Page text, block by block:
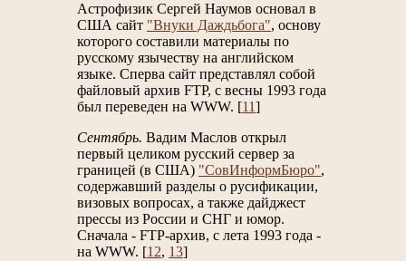
Астрофизик Сергей Наумов основал в
США сайт "Внуки Даждьбога", основу
которого составили материалы по
русскому язычеству на английском
языке. Сперва сайт представлял собой
файловый архив FTP, с весны 1993 года
был переведен на WWW. [11]
Сентябрь. Вадим Маслов открыл
первый целиком русский сервер за
границей (в США) "СовИнформБюро",
содержавший разделы о русификации,
визовых вопросах, а также дайджест
прессы из России и СНГ и юмор.
Сначала - FTP-архив, с лета 1993 года -
на WWW. [12, 13]